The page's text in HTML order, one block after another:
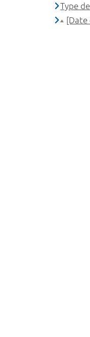
Type
[Date